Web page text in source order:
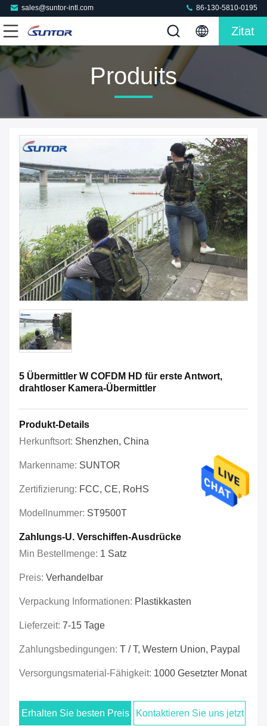
sales@suntor-intl.com 86-130-5810-0195
Zitat
Produits
5 Übermittler W COFDM HD für erste Antwort,
drahtloser Kamera-Übermittler
Produkt-Details
Herkunftsort: Shenzhen, China
Markenname: SUNTOR
Zertifizierung: FCC, CE, RoHS
Modellnummer: ST9500T
Zahlungs-U. Verschiffen-Ausdrücke
Min Bestellmenge: 1 Satz
Preis: Verhandelbar
Verpackung Informationen: Plastikkasten
Lieferzeit: 7-15 Tage
Zahlungsbedingungen: T / T, Western Union, Paypal
Versorgungsmaterial-Fähigkeit: 1000 Gesetzter Monat
Erhalten Sie besten Preis Kontaktieren Sie uns jetzt